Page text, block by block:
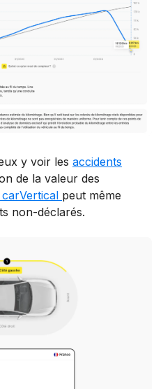
y voir les accidents
de la valeur des
carVertical peut même
non-déclarés.